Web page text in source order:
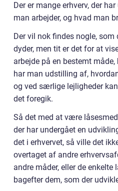
Der er mange erhverv, der
man arbejder, og hvad man
Der vil nok findes nogle,
dyder, men tit er det for at
arbejde på en bestemt
har man udstilling af,
og ved særlige lejligheder
det foregik.
Så det med at være
der har undergået en
det i erhvervet, så ville det
overtaget af andre
andre måder, eller de
bagefter dem, som der